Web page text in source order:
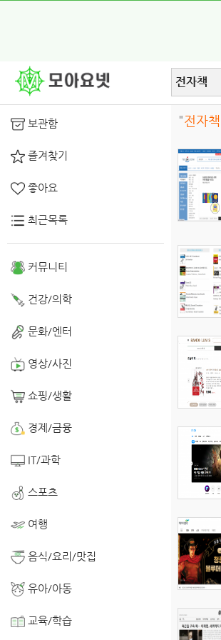
보관함
즐겨찾기
좋아요
최근목록
커뮤니티
건강/의학
문화/엔터
영상/사진
쇼핑/생활
경제/금융
IT/과학
스포츠
여행
음식/요리/맛집
유아/아동
교육/학습
"전자책